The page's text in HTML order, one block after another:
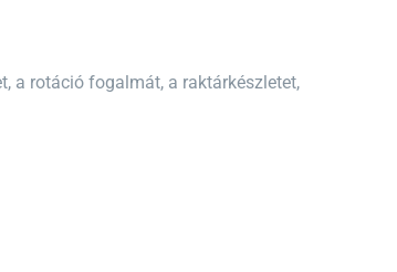
a rotáció fogalmát, a raktárkészletet,